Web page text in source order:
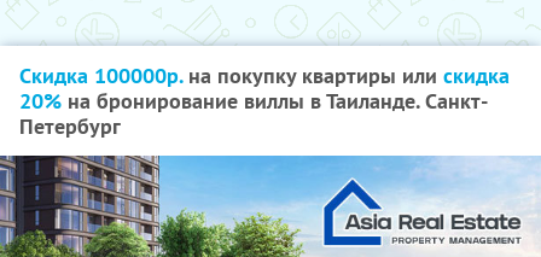
Скидка 100000р.на покупку квартиры или скидка
20% на бронирование виллы в Таиланде. Санкт-
Петербург